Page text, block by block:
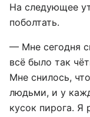
На следующее
поболтать.
— Мне сегодня
всё было так
Мне снилось,
людьми, и у
кусок пирога. Я